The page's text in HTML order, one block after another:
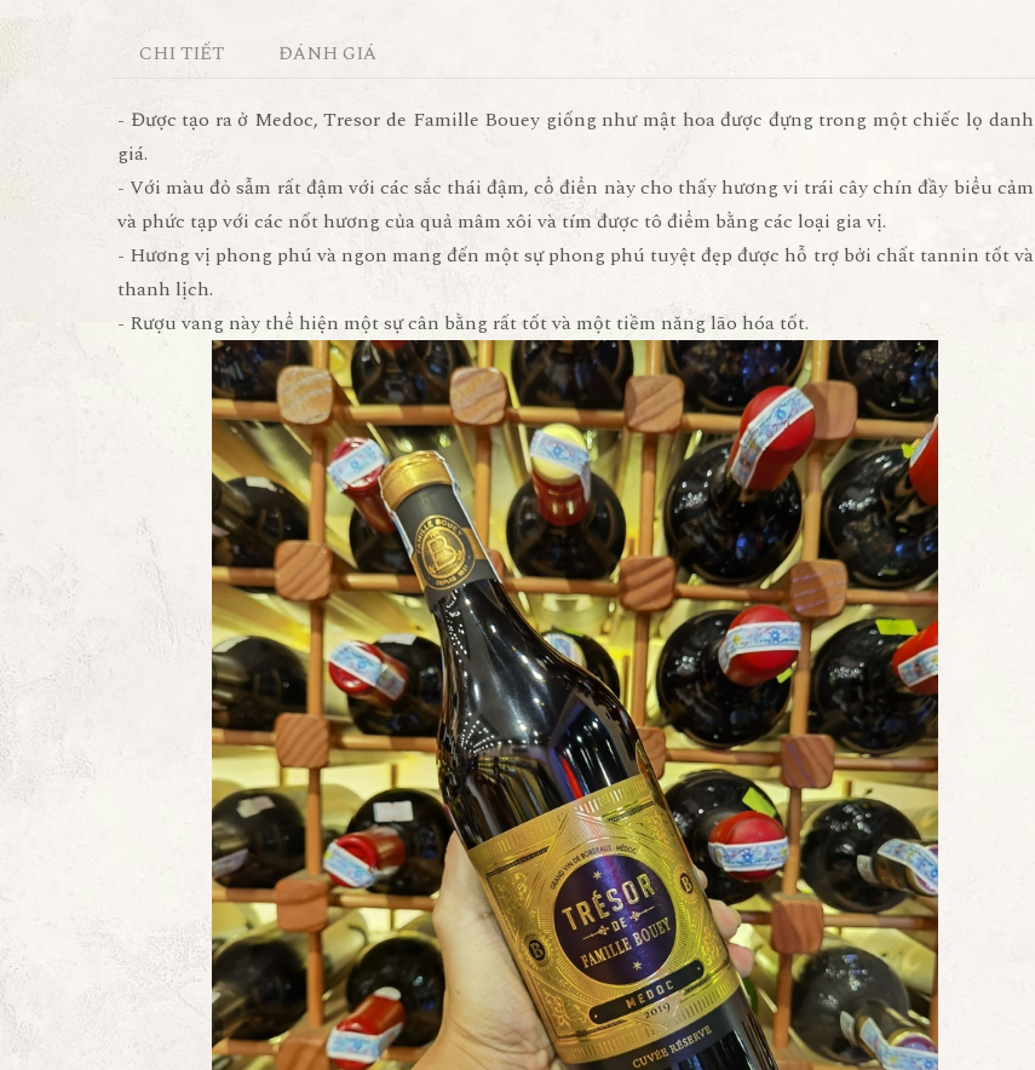
CHI TIẾT ĐÁNH GIÁ
- Được tạo ra ở Medoc, Tresor de Famille Bouey giống như mật hoa được đựng trong một chiếc lọ danh
giá.
- Với màu đỏ sẫm rất đậm với các sắc thái đậm, cổ điển này cho thấy hương vi trái cây chín đầy biểu cảm
và phức tạp với các nốt hương của quả mâm xôi và tím được tô điểm bằng các loại gia vị.
- Hương vị phong phú và ngon mang đến một sự phong phú tuyệt đẹp được hỗ trợ bởi chất tannin tốt và
thanh lịch.
- Rượu vang này thể hiện một sự cân bằng rất tốt và một tiềm năng lão hóa tốt.